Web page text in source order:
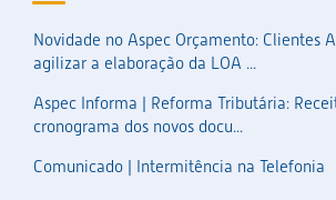
Novidade no Aspec Orçamento: Clientes
agilizar a elaboração da LOA ...
Aspec Informa | Reforma Tributária:
cronograma dos novos docu...
Comunicado | Intermitência na Telefonia